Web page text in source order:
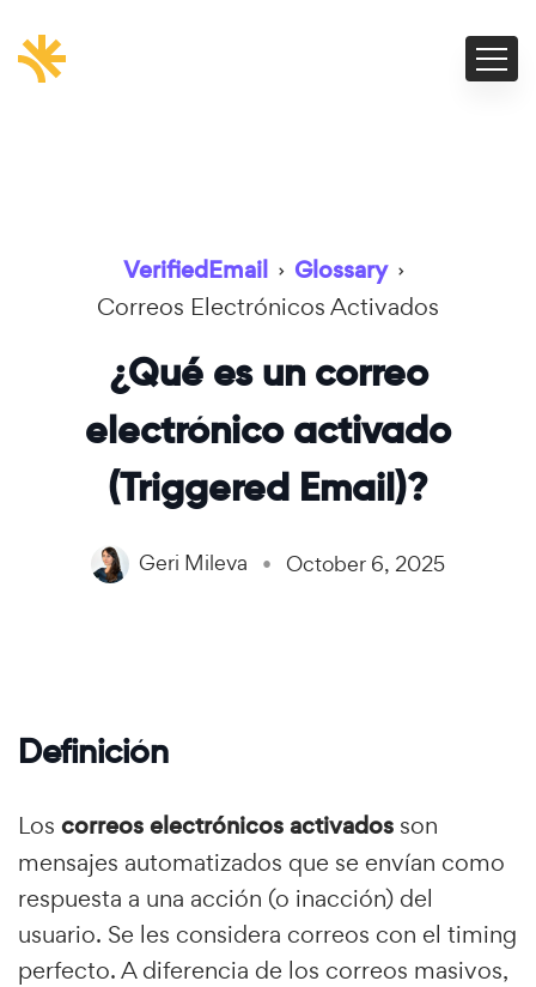
VerifiedEmail › Glossary ›
Correos Electrónicos Activados
¿Qué es un correo
electrónico activado
(Triggered Email)?
Geri Mileva October 6, 2025
Definición
Los correos electrónicos activados son
mensajes automatizados que se envían como
respuesta a una acción (o inacción) del
usuario. Se les considera correos con el timing
perfecto. A diferencia de los correos masivos,